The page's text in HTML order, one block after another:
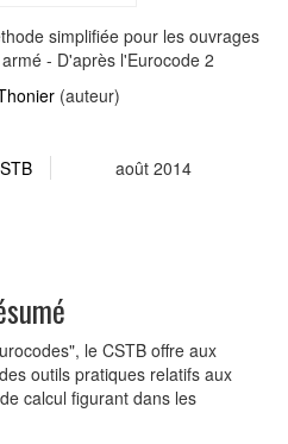
simplifiée pour les ouvrages
- D'après l'Eurocode 2
(auteur)
août 2014
le CSTB offre aux
outils pratiques relatifs aux
calcul figurant dans les